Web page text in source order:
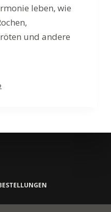
leben, wie
und andere